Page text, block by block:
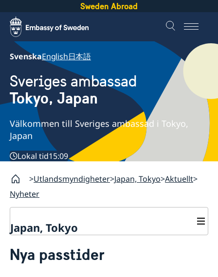
Sweden Abroad
SvenskaEnglish日本語
Sveriges ambassad
Tokyo, Japan
Välkommen till Sveriges ambassad i Tokyo,
Japan
Lokal tid15:09
Utlandsmyndigheter Japan, Tokyo Aktuellt
Nyheter
Japan, Tokyo
Svenskar i Världen
Om oss
Nya passtider